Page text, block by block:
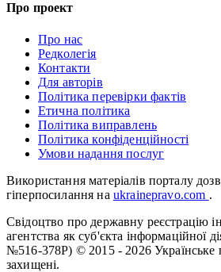
Про проект
Про нас
Редколегія
Контакти
Для авторів
Політика перевірки фактів
Етична політика
Політика виправлень
Політика конфіденційності
Умови надання послуг
Використання матеріалів порталу
гіперпосилання на ukrainepravo.com .
Свідоцтво про державну реєстрацію
агентства як суб'єкта інформаційної
№516-378Р) © 2015 - 2026 Українське
захищені.